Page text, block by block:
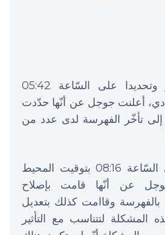
بتاريخ 10 ديسمبر وتحديدا على السّاعة 05:42
أعلنت جوجل عن أنّها حدّدت
تأخّر الفهرسة لدى عدد من
بعدها بقليل، وعلى السّاعة 08:16 بتوقيت المحيط
عن أنّها قامت بإصلاح
بالفهرسة وقاامت كذلك بتعديل
المشكلة لتتناسب مع التأثير